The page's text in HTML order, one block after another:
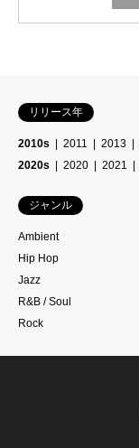
リリース年
2010s 2011 2013
2020s
2020 2021
ジャンル
Ambient
Hip Hop
Jazz
R&B / Soul
Rock